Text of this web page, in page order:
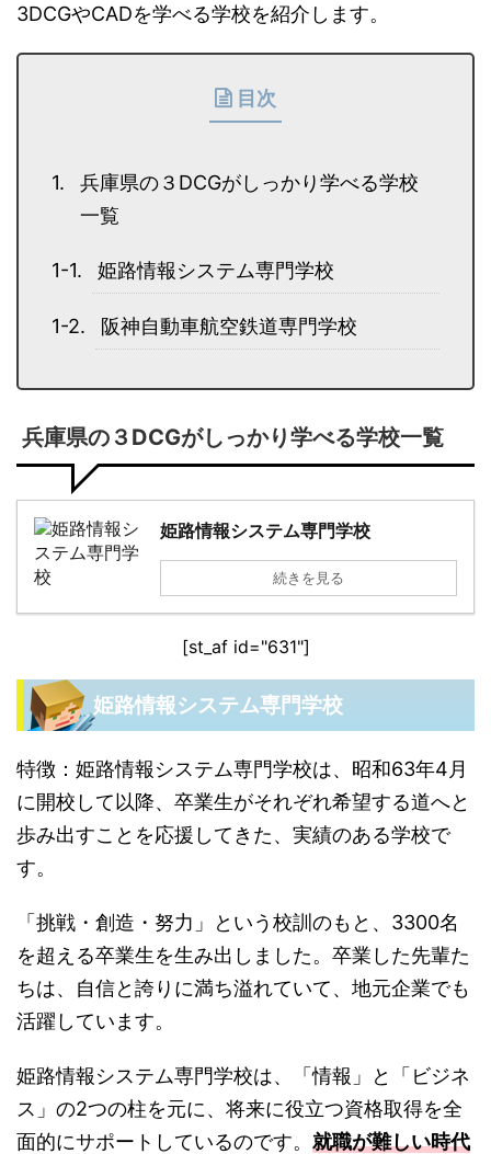
3DCGやCADを学べる学校を紹介します。
目次
兵庫県の３DCGがしっかり学べる学校
一覧
姫路情報システム専門学校
阪神自動車航空鉄道専門学校
兵庫県の３DCGがしっかり学べる学校一覧
姫路情報システム専門学校
続きを見る
[st_af id="631"]
姫路情報システム専門学校
特徴：姫路情報システム専門学校は、昭和63年4月
に開校して以降、卒業生がそれぞれ希望する道へと
歩み出すことを応援してきた、実績のある学校で
す。
「挑戦・創造・努力」という校訓のもと、3300名
を超える卒業生を生み出しました。卒業した先輩た
ちは、自信と誇りに満ち溢れていて、地元企業でも
活躍しています。
姫路情報システム専門学校は、「情報」と「ビジネ
ス」の2つの柱を元に、将来に役立つ資格取得を全
面的にサポートしているのです。 就職が難しい時代